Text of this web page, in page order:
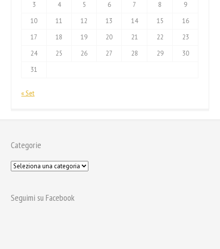
3
4 5 6 7 8
9
10
11 12 13 14 15
16
17
18 19 20 21 22
23
24
25 26 27 28 29
30
31
« Set
Categorie
Seguimi su Facebook